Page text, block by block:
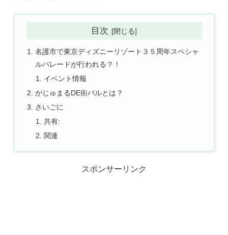
目次
名護市で東京ディズニーリゾート３５周年スペシャ
ルパレードが行われる？！
イベント情報
がじゅまるDE街バルとは？
さいごに
共有:
関連
スポンサーリンク